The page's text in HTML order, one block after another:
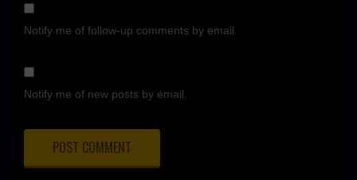
Notify me of follow-up comments by email.
Notify me of new posts by email.